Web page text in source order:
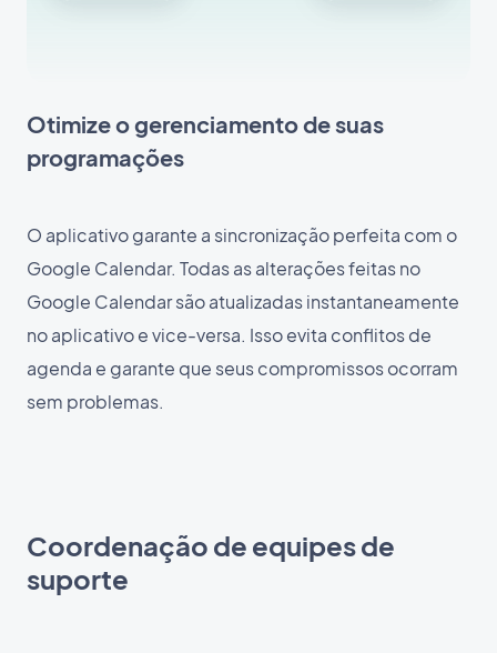
Otimize o gerenciamento de suas
programações
O aplicativo garante a sincronização perfeita com o
Google Calendar. Todas as alterações feitas no
Google Calendar são atualizadas instantaneamente
no aplicativo e vice-versa. Isso evita conflitos de
agenda e garante que seus compromissos ocorram
sem problemas.
Coordenação de equipes de
suporte